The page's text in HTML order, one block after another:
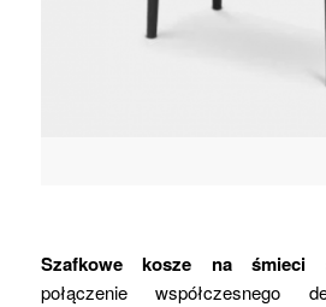
Szafkowe kosze na śmieci
połączenie